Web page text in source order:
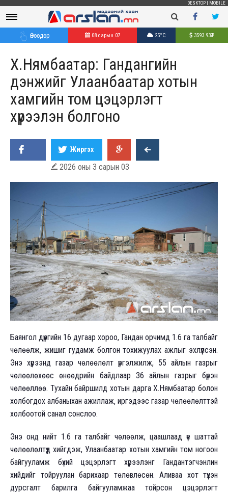
DESKTOP MOBILE
Өнөөдөр 08 сарын 07 25°C 3593.93₮
Х.Нямбаатар: Гандангийн
дэнжийг Улаанбаатар хотын
хамгийн том цэцэрлэгт
хүрээлэн болгоно
Жиргэх
 2026 оны 3 сарын 03
Баянгол дүүргийн 16 дугаар хороо, Гандан орчимд 1.6 га талбайг
чөлөөлж, жишиг гудамж болгон тохижуулах ажлыг эхлүүлсэн.
Энэ хүрээнд газар чөлөөлөлт үргэлжилж, 55 айлын газрыг
чөлөөлөхөөс өнөөдрийн байдлаар 36 айлын газрыг бүрэн
чөлөөллөө. Тухайн байршилд хотын дарга Х.Нямбаатар болон
холбогдох албаныхан ажиллаж, иргэдээс газар чөлөөлөлттэй
холбоотой санал сонслоо.
Энэ онд нийт 1.6 га талбайг чөлөөлж, цаашлаад үе шаттай
чөлөөлөлтүүд хийгдэж, Улаанбаатар хотын хамгийн том ногоон
байгууламж бүхий цэцэрлэгт хүрээлэнг Гандантэгчэнлин
хийдийг тойруулан барихаар төлөвлөсөн. Аливаа хот түүхэн
дурсгалт барилга байгууламжаа тойрсон цэцэрлэгт